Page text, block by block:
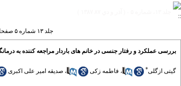
جلد ۱۳ شماره ۵ صفحات ۴۰۳-۳۹۷
بررسی عملکرد و رفتار جنسی در خانم های باردار مراجعه کننده به
گیتی ازگلی* ، فاطمه زکی ، صدیقه امیر علی اکبری